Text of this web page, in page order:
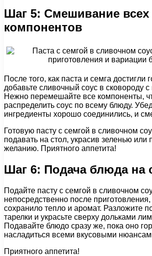
Шаг 5: Смешивание всех
компонентов
После того, как паста и семга достигли
добавьте сливочный соус в сковороду с
Нежно перемешайте все компоненты,
распределить соус по всему блюду.
ингредиенты хорошо соединились, и
Готовую пасту с семгой в сливочном
подавать на стол, украсив зеленью
желанию. Приятного аппетита!
Шаг 6: Подача блюда на
Подайте пасту с семгой в сливочном
непосредственно после
сохранило тепло и аромат. Разложите
тарелки и украсьте сверху дольками
Подавайте блюдо сразу же, пока оно
насладиться всеми вкусовыми
Приятного аппетита!